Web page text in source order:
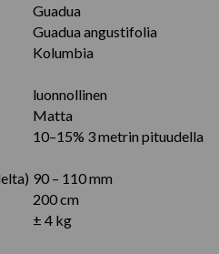
Guadua
Guadua angustifolia
Kolumbia
luonnollinen
Matta
10–15% 3 metrin pituudella
90 – 110 mm
200 cm
± 4 kg